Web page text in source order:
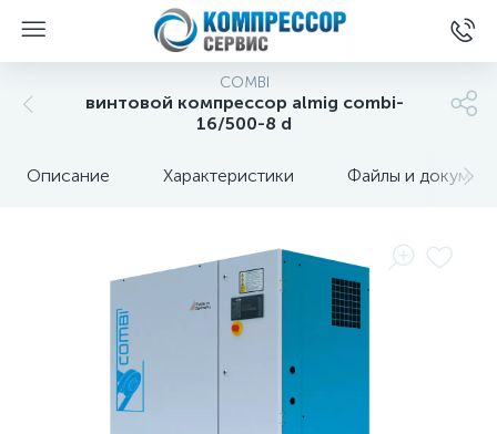
COMBI
винтовой компрессор almig combi-
16/500-8 d
Описание Характеристики Файлы и